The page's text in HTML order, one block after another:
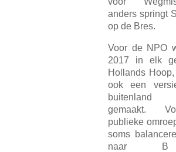
anders springt
op de Bres.
Voor de NPO
2017 in elk
Hollands
ook een
gemaakt.
publieke
soms
naar